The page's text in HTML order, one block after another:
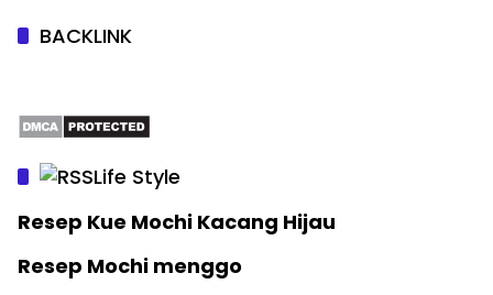
BACKLINK
Life Style
Resep Kue Mochi Kacang Hijau
Resep Mochi menggo